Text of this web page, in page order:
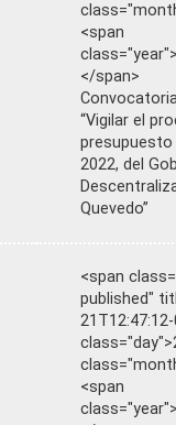
<span
</span>
“Vigilar el
2022, del
Quevedo”
<span
published"
<span